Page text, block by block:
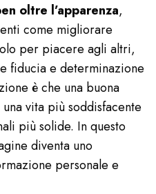
oltre l’apparenza,
come migliorare
per piacere agli altri,
fiducia e determinazione
è che una buona
vita più soddisfacente
più solide. In questo
diventa uno
personale e